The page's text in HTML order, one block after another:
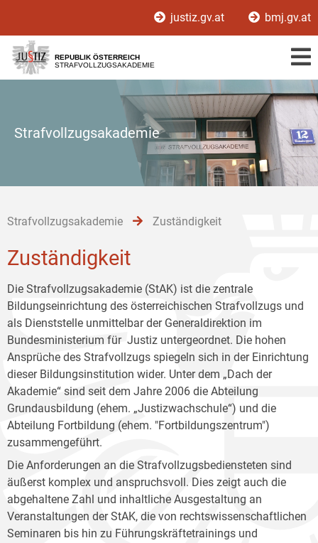
[1]
[2]
[3]
justiz.gv.at bmj.gv.at
REPUBLIK ÖSTERREICH
STRAFVOLLZUGSAKADEMIE
Strafvollzugsakademie
Strafvollzugsakademie Zuständigkeit
Zuständigkeit
Die Strafvollzugsakademie (StAK) ist die zentrale
Bildungseinrichtung des österreichischen Strafvollzugs und
als Dienststelle unmittelbar der Generaldirektion im
Bundesministerium für Justiz untergeordnet. Die hohen
Ansprüche des Strafvollzugs spiegeln sich in der Einrichtung
dieser Bildungsinstitution wider. Unter dem „Dach der
Akademie“ sind seit dem Jahre 2006 die Abteilung
Grundausbildung (ehem. „Justizwachschule“) und die
Abteilung Fortbildung (ehem. "Fortbildungszentrum")
zusammengeführt.
Die Anforderungen an die Strafvollzugsbediensteten sind
äußerst komplex und anspruchsvoll. Dies zeigt auch die
abgehaltene Zahl und inhaltliche Ausgestaltung an
Veranstaltungen der StAK, die von rechtswissenschaftlichen
Seminaren bis hin zu Führungskräftetrainings und